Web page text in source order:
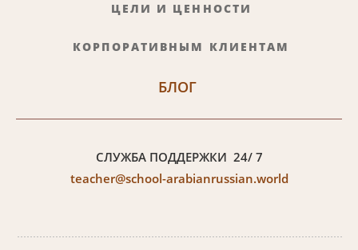
ЦЕЛИ И ЦЕННОСТИ
КОРПОРАТИВНЫМ КЛИЕНТАМ
БЛОГ
СЛУЖБА ПОДДЕРЖКИ 24/ 7
teacher@school-arabianrussian.world